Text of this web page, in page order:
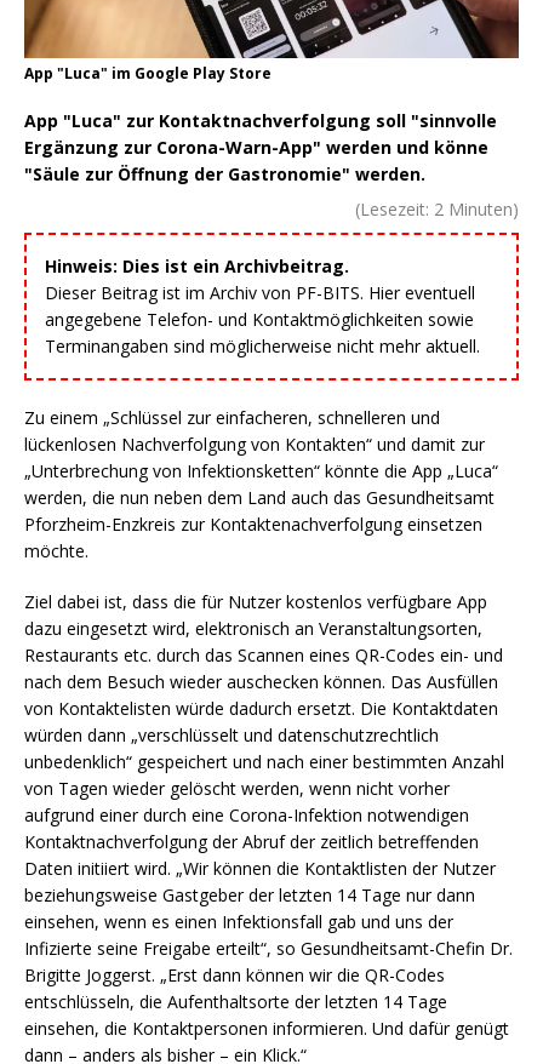
App "Luca" im Google Play Store
App "Luca" zur Kontaktnachverfolgung soll "sinnvolle
Ergänzung zur Corona-Warn-App" werden und könne
"Säule zur Öffnung der Gastronomie" werden.
(Lesezeit: 2 Minuten)
Hinweis: Dies ist ein Archivbeitrag.
Dieser Beitrag ist im Archiv von PF-BITS. Hier eventuell
angegebene Telefon- und Kontaktmöglichkeiten sowie
Terminangaben sind möglicherweise nicht mehr aktuell.
Zu einem „Schlüssel zur einfacheren, schnelleren und
lückenlosen Nachverfolgung von Kontakten“ und damit zur
„Unterbrechung von Infektionsketten“ könnte die App „Luca“
werden, die nun neben dem Land auch das Gesundheitsamt
Pforzheim-Enzkreis zur Kontaktenachverfolgung einsetzen
möchte.
Ziel dabei ist, dass die für Nutzer kostenlos verfügbare App
dazu eingesetzt wird, elektronisch an Veranstaltungsorten,
Restaurants etc. durch das Scannen eines QR-Codes ein- und
nach dem Besuch wieder auschecken können. Das Ausfüllen
von Kontaktelisten würde dadurch ersetzt. Die Kontaktdaten
würden dann „verschlüsselt und datenschutzrechtlich
unbedenklich“ gespeichert und nach einer bestimmten Anzahl
von Tagen wieder gelöscht werden, wenn nicht vorher
aufgrund einer durch eine Corona-Infektion notwendigen
Kontaktnachverfolgung der Abruf der zeitlich betreffenden
Daten initiiert wird. „Wir können die Kontaktlisten der Nutzer
beziehungsweise Gastgeber der letzten 14 Tage nur dann
einsehen, wenn es einen Infektionsfall gab und uns der
Infizierte seine Freigabe erteilt“, so Gesundheitsamt-Chefin Dr.
Brigitte Joggerst. „Erst dann können wir die QR-Codes
entschlüsseln, die Aufenthaltsorte der letzten 14 Tage
einsehen, die Kontaktpersonen informieren. Und dafür genügt
dann – anders als bisher – ein Klick.“